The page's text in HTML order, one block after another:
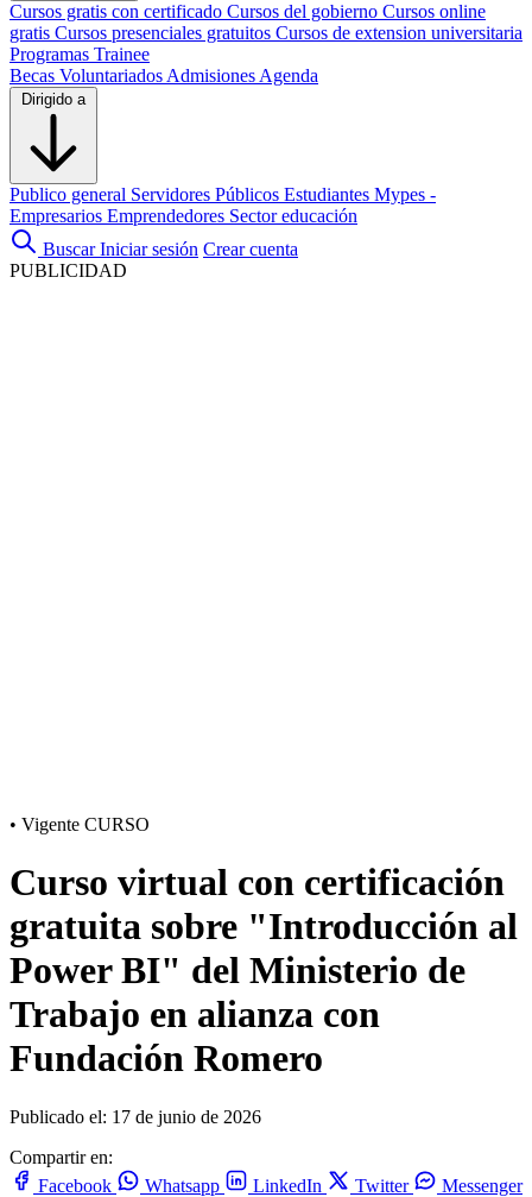
Cursos gratis con certificado Cursos del gobierno Cursos online
gratis Cursos presenciales gratuitos Cursos de extension universitaria
Programas Trainee
Becas Voluntariados Admisiones Agenda
Dirigido a
Publico general Servidores Públicos Estudiantes Mypes -
Empresarios Emprendedores Sector educación
Buscar Iniciar sesión Crear cuenta
PUBLICIDAD
• Vigente CURSO
Curso virtual con certificación
gratuita sobre "Introducción al
Power BI" del Ministerio de
Trabajo en alianza con
Fundación Romero
Publicado el: 17 de junio de 2026
Compartir en:
Facebook
Whatsapp LinkedIn Twitter
Messenger